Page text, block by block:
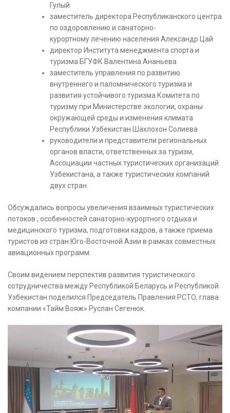
Гулый
заместитель директора Республиканского центра
по оздоровлению и санаторно-
курортному лечению населения Александр Цай
директор Института менеджмента спорта и
туризма БГУФК Валентина Ананьева
заместитель управления по развитию
внутреннего и паломнического туризма и
развития устойчивого туризма Комитета по
туризму при Министерстве экологии, охраны
окружающей среды и изменения климата
Республики Узбекистан Шахлохон Солиева
руководители и представители региональных
органов власти, ответственных за туризм,
Ассоциации частных туристических организаций
Узбекистана, а также туристических компаний
двух стран.
Обсуждались вопросы увеличения взаимных туристических
потоков , особенностей санаторно-курортного отдыха и
медицинского туризма, подготовки кадров, а также приема
туристов из стран Юго-Восточной Азии в рамках совместных
авиационных программ.
Своим видением перспектив развития туристического
сотрудничества между Республикой Беларусь и Республикой
Узбекистан поделился Председатель Правления РСТО, глава
компании «Тайм Вояж» Руслан Сегенюк.